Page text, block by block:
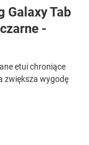
Galaxy Tab
-
etui chroniące
zwiększa wygodę